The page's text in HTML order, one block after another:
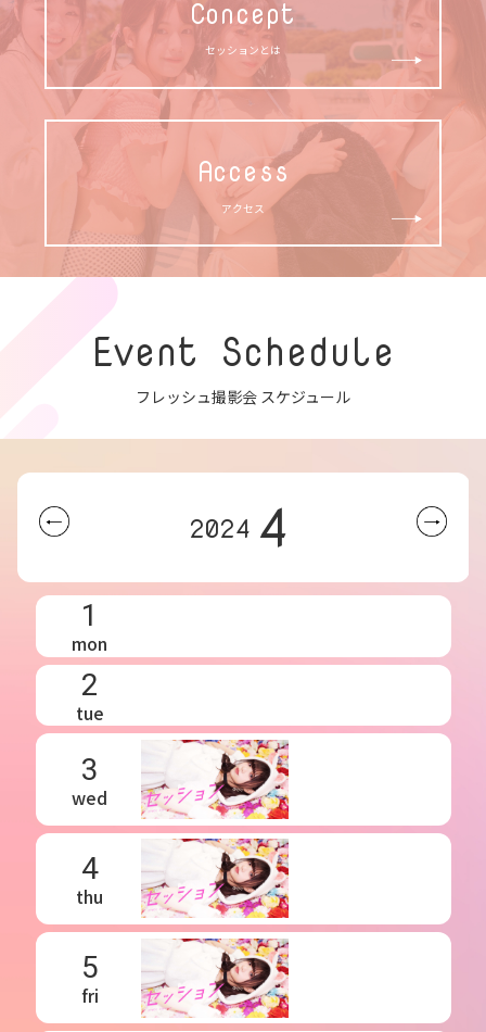
Concept
セッションとは
Access
アクセス
Event Schedule
フレッシュ撮影会 スケジュール
2024 4
1
mon
2
tue
3
wed
4
thu
5
fri